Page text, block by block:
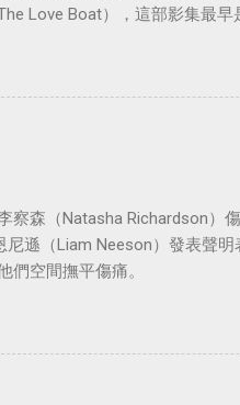
Love Boat），這部影集最早
察森（Natasha Richardson）
遜（Liam Neeson）發表聲
們空間撫平傷痛。